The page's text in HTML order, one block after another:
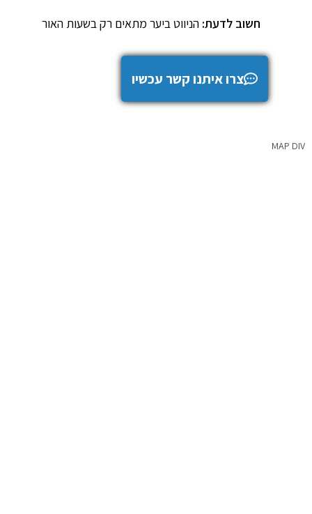
חשוב לדעת: הניווט ביער מתאים רק בשעות האור
צרו איתנו קשר עכשיו
MAP DIV